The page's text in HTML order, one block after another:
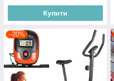
Купити
–20%